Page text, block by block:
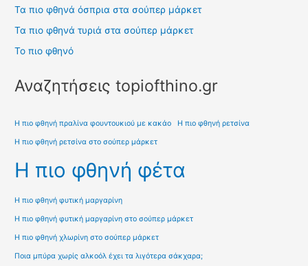
Τα πιο φθηνά όσπρια στα σούπερ μάρκετ
Τα πιο φθηνά τυριά στα σούπερ μάρκετ
Το πιο φθηνό
Αναζητήσεις topiofthino.gr
Η πιο φθηνή πραλίνα φουντουκιού με κακάο Η πιο φθηνή ρετσίνα
Η πιο φθηνή ρετσίνα στο σούπερ μάρκετ
Η πιο φθηνή φέτα
Η πιο φθηνή φυτική μαργαρίνη
Η πιο φθηνή φυτική μαργαρίνη στο σούπερ μάρκετ
Η πιο φθηνή χλωρίνη στο σούπερ μάρκετ
Ποια μπύρα χωρίς αλκοόλ έχει τα λιγότερα σάκχαρα;